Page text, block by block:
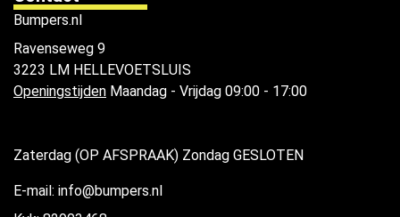
Bumpers.nl
Ravenseweg 9
3223 LM HELLEVOETSLUIS
Openingstijden Maandag - Vrijdag 09:00 - 17:00
Zaterdag (OP AFSPRAAK) Zondag GESLOTEN
E-mail: info@bumpers.nl